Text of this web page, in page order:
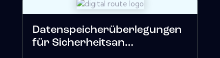
Datenspeicherüberlegungen
für Sicherheitsan...